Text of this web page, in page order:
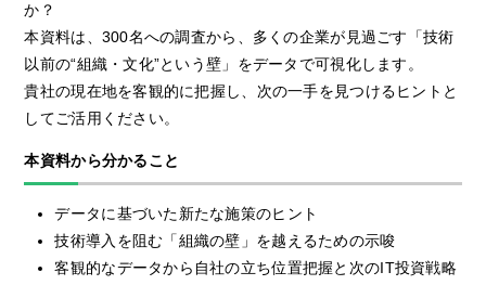
か？
本資料は、300名への調査から、多くの企業が見過ごす「技術
以前の“組織・文化”という壁」をデータで可視化します。
貴社の現在地を客観的に把握し、次の一手を見つけるヒントと
してご活用ください。
本資料から分かること
データに基づいた新たな施策のヒント
技術導入を阻む「組織の壁」を越えるための示唆
客観的なデータから自社の立ち位置把握と次のIT投資戦略